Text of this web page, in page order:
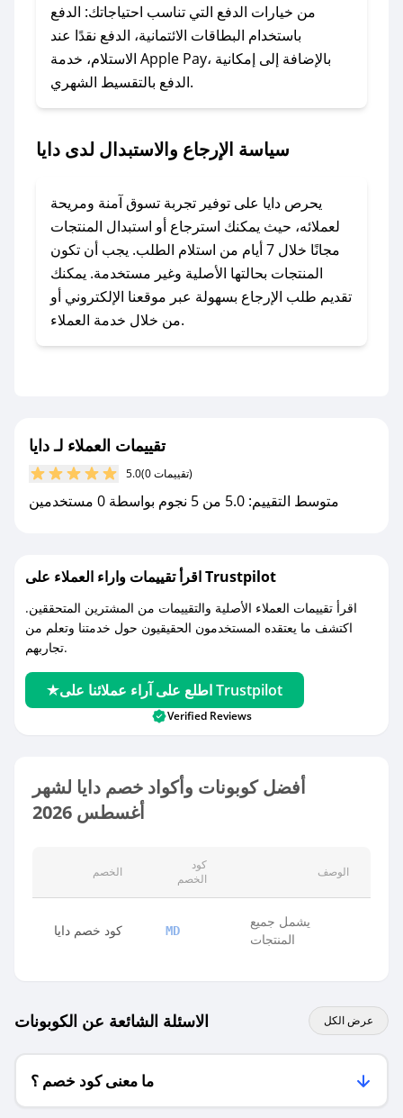
### ماذا أفعل إذا لم أجد كود خصم لمتجري
المفضل؟
في حال عدم توفر كوبونات لمتجرك المفضل، يمكنك
مراسلتنا مباشرة وسنعمل على توفير الكوبونات في
دايا؟
للحصول على كوبونات وخصومات حصرية، قم بما
يلي:
- اضغط على أيقونة متابعة لمتجر دايا في تطبيق
صحصح.
- تابع حسابنا الرسمي على تويتر وقم بتفعيل زر
مع صحصح، تسوق بذكاء ووفّر على كل مشترياتك مع
من خيارات الدفع التي تناسب احتياجاتك: الدفع
باستخدام البطاقات الائتمانية، الدفع نقدًا عند
الاستلام، خدمة Apple Pay، بالإضافة إلى إمكانية
الدفع بالتقسيط الشهري.
سياسة الإرجاع والاستبدال لدى دايا
يحرص دايا على توفير تجربة تسوق آمنة ومريحة
لعملائه، حيث يمكنك استرجاع أو استبدال المنتجات
مجانًا خلال 7 أيام من استلام الطلب. يجب أن تكون
المنتجات بحالتها الأصلية وغير مستخدمة. يمكنك
تقديم طلب الإرجاع بسهولة عبر موقعنا الإلكتروني أو
من خلال خدمة العملاء.
تقييمات العملاء لـ دايا
5.0 (0 تقييمات)
متوسط التقييم: 5.0 من 5 نجوم بواسطة 0 مستخدمين
اقرأ تقييمات واراء العملاء على Trustpilot
اقرأ تقييمات العملاء الأصلية والتقييمات من المشترين المتحققين.
اكتشف ما يعتقده المستخدمون الحقيقيون حول خدمتنا وتعلم من
تجاربهم.
اطلع على آراء عملائنا على Trustpilot
Verified Reviews
أفضل كوبونات وأكواد خصم دايا لشهر
أغسطس 2026
الخصم
كود
الخصم
الوصف
كود خصم دايا MD
يشمل جميع
المنتجات
الاسئلة الشائعة عن الكوبونات عرض الكل
ما معنى كود خصم ؟